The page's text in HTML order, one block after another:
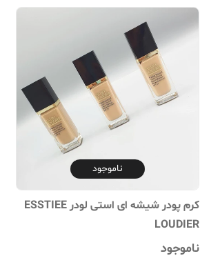
ناموجود
کرم پودر شیشه ای استی لودر ESSTIEE
LOUDIER
ناموجود